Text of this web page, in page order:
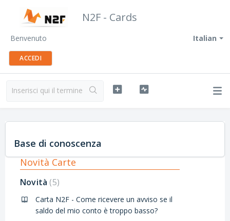
N2F - Cards
Italian
Benvenuto
ACCEDI
Base di conoscenza
Novità Carte
Novità 5
Carta N2F - Come ricevere un avviso se il
saldo del mio conto è troppo basso?